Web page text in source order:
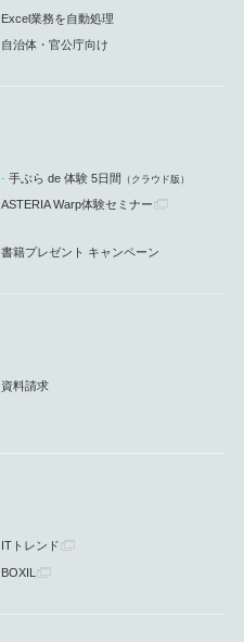
Excel業務を自動処理
自治体・官公庁向け
手ぶら de 体験 5日間 （クラウド版）
ASTERIA Warp体験セミナー
書籍プレゼント キャンペーン
資料請求
ITトレンド
BOXIL